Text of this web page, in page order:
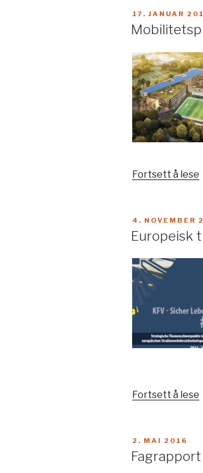
PUBLISERT
17. JANUAR
Fortsett å lese
PUBLISERT
4. NOVEMBER
Europeisk
Fortsett å lese
PUBLISERT
2. MAI 2016